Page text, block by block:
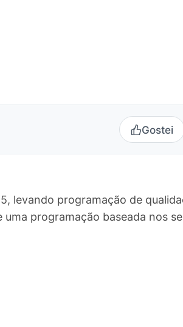
Gostei
levando programação de
programação baseada nos